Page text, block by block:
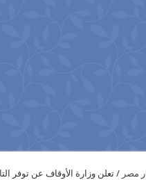
مصر / تعلن وزارة الأوقاف عن توفر